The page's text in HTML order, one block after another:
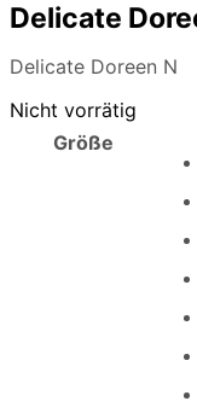
Delicate
Delicate Doreen N
Nicht vorrätig
Größe